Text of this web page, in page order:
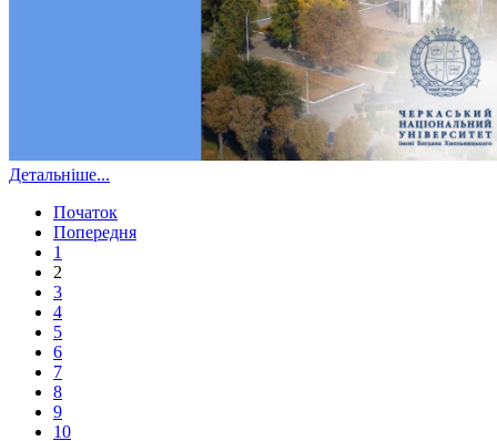
Детальніше...
Початок
Попередня
1
2
3
4
5
6
7
8
9
10